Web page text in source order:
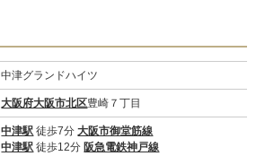
中津グランドハイツ
大阪府大阪市北区豊崎７丁目
中津駅 徒歩7分大阪市御堂筋線
中津駅 徒歩12分 阪急電鉄神戸線